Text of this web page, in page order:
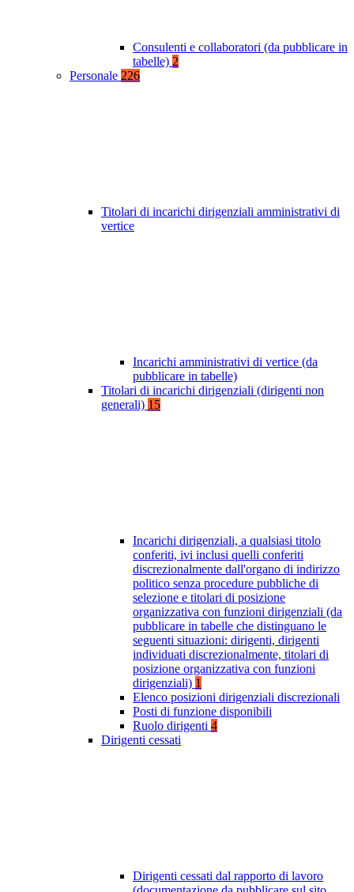
Consulenti e collaboratori (da pubblicare in
tabelle) 2
Personale 226
Titolari di incarichi dirigenziali amministrativi di
vertice
Incarichi amministrativi di vertice (da
pubblicare in tabelle)
Titolari di incarichi dirigenziali (dirigenti non
generali) 15
Incarichi dirigenziali, a qualsiasi titolo
conferiti, ivi inclusi quelli conferiti
discrezionalmente dall'organo di indirizzo
politico senza procedure pubbliche di
selezione e titolari di posizione
organizzativa con funzioni dirigenziali (da
pubblicare in tabelle che distinguano le
seguenti situazioni: dirigenti, dirigenti
individuati discrezionalmente, titolari di
posizione organizzativa con funzioni
dirigenziali) 1
Elenco posizioni dirigenziali discrezionali
Posti di funzione disponibili
Ruolo dirigenti 4
Dirigenti cessati
Dirigenti cessati dal rapporto di lavoro